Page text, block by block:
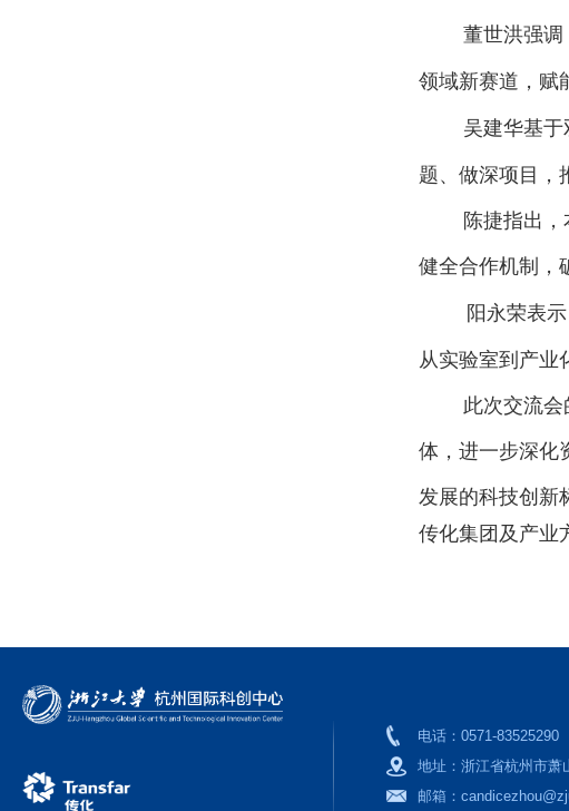
董世洪强
领域新赛道， 赋
吴建华基
题、做深项目，
陈捷指出，
健全合作机制，
阳永荣表示
从实验室到产业
此次交流
体，进一步深化
发展的科技创新
传化集团及产业
电话：0571-83525290
地址：浙江省杭州市萧
邮箱：